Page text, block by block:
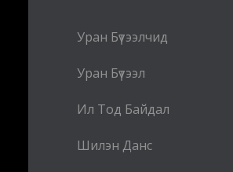
Уран Бүтээлчид
Уран Бүтээл
Ил Тод Байдал
Шилэн Данс